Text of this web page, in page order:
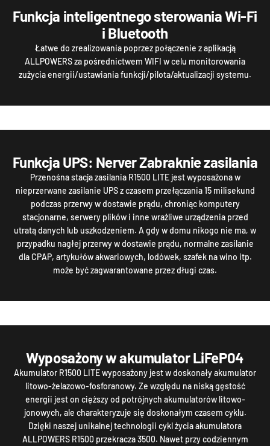
Funkcja inteligentnego sterowania Wi-Fi
i Bluetooth
Łatwe do zrealizowania poprzez połączenie z aplikacją
ALLPOWERS za pośrednictwem WIFI w celu monitorowania
zużycia energii/ustawiania funkcji/pilota/aktualizacji systemu.
Funkcja UPS: Nerver Zabraknie zasilania
Przenośna stacja zasilania R1500 LITE jest wyposażona w
nieprzerwane zasilanie UPS z czasem przełączania 15 milisekund
podczas przerwy w dostawie prądu, chroniąc komputery
stacjonarne, serwery plików i inne wrażliwe urządzenia przed
utratą danych lub uszkodzeniem. A gdy w domu nikogo nie ma, w
przypadku nagłej przerwy w dostawie prądu, normalne zasilanie
dla CPAP, artykułów akwariowych, lodówek, szafek na wino itp.
może być zagwarantowane przez długi czas.
Wyposażony w akumulator LiFeP04
Akumulator R1500 LITE wyposażony jest w doskonały akumulator
litowo-żelazowo-fosforanowy. Ze względu na niską gęstość
energii jest on cięższy od potrójnych akumulatorów litowo-
jonowych, ale charakteryzuje się doskonałym czasem cyklu.
Dzięki naszej unikalnej technologii cykl życia akumulatora
ALLPOWERS R1500 przekracza 3500. Nawet przy codziennym